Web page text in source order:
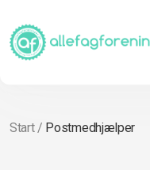
Start/ Postmedhjælper